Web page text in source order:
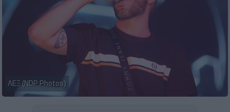
ΛΕΞ (NDP Photos)